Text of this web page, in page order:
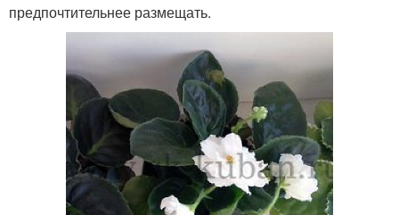
предпочтительнее размещать.